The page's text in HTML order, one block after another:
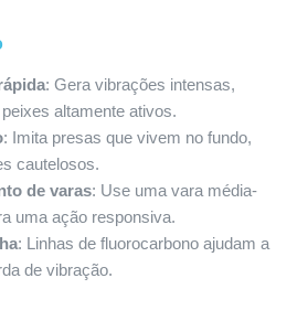
: Gera vibrações intensas,
altamente ativos.
: Imita presas que vivem no fundo,
cautelosos.
de varas: Use uma vara média-
uma ação responsiva.
: Linhas de fluorocarbono ajudam a
de vibração.